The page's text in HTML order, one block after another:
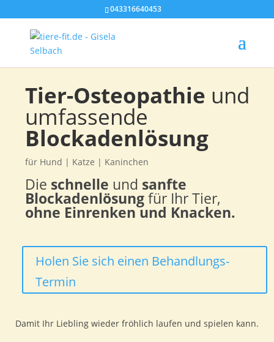
043316640453
Tier-Osteopathie und
umfassende
Blockadenlösung
für Hund | Katze | Kaninchen
Die schnelle und sanfte
Blockadenlösungfür Ihr Tier,
ohne Einrenken und Knacken.
Holen Sie sich einen Behandlungs-
Termin
Damit Ihr Liebling wieder fröhlich laufen und spielen kann.